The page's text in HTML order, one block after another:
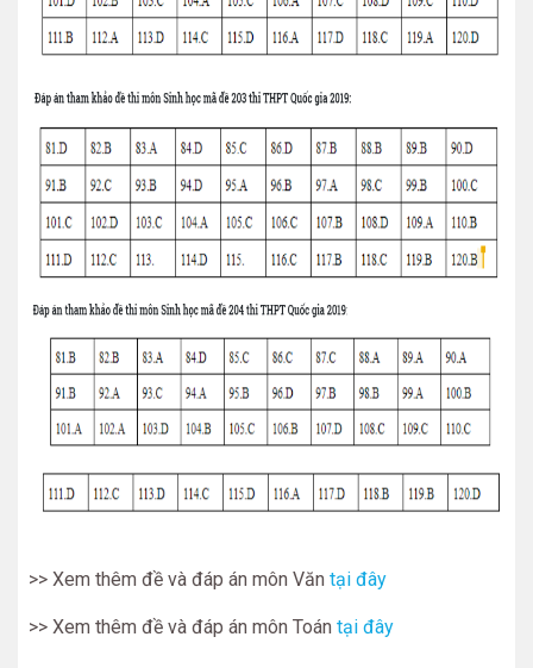
>> Xem thêm đề và đáp án môn Văn tại đây
>> Xem thêm đề và đáp án môn Toán tại đây